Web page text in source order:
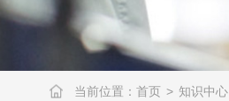
当前位置：首页 > 知识中心